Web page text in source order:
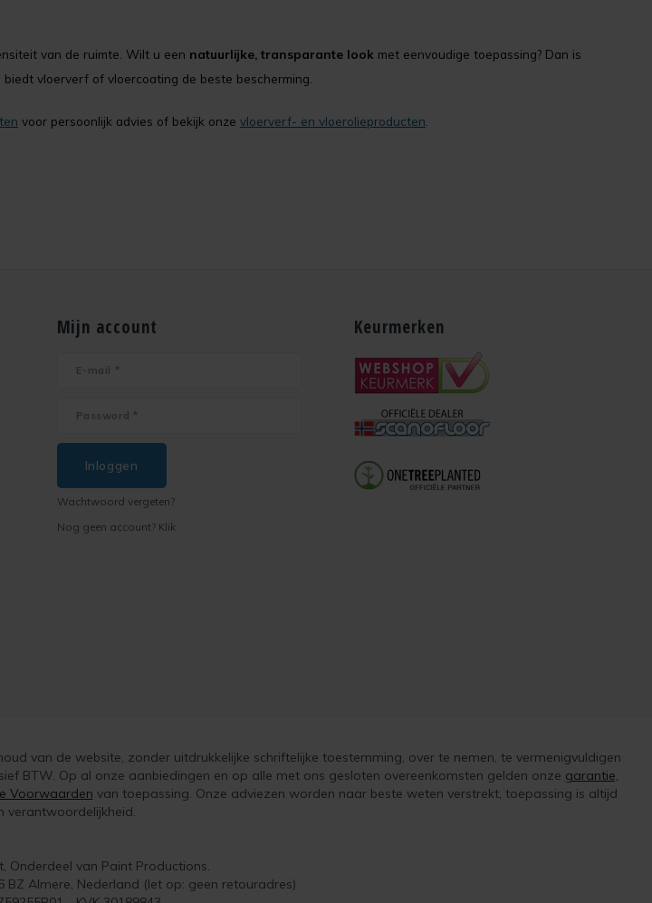
van de ruimte. Wilt u een natuurlijke, transparante look met eenvoudige toepassing? Dan is
biedt vloerverf of vloercoating de beste bescherming.
voor persoonlijk advies of bekijk onze vloerverf- en vloerolieproducten
Mijn account
Inloggen
Wachtwoord vergeten?
Nog geen account? Klik
Keurmerken
van de website, zonder uitdrukkelijke schriftelijke toestemming, over te nemen, te vermenigvuldigen
BTW. Op al onze aanbiedingen en op alle met ons gesloten overeenkomsten gelden onze garantie,
Voorwaarden van toepassing. Onze adviezen worden naar beste weten verstrekt, toepassing is altijd
verantwoordelijkheid.
Onderdeel van Paint Productions.
BZ Almere, Nederland (let op: geen retouradres)